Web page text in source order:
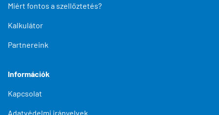
Miért fontos a szellőztetés?
Kalkulátor
Partnereink
Információk
Kapcsolat
Adatvédelmi irányelvek